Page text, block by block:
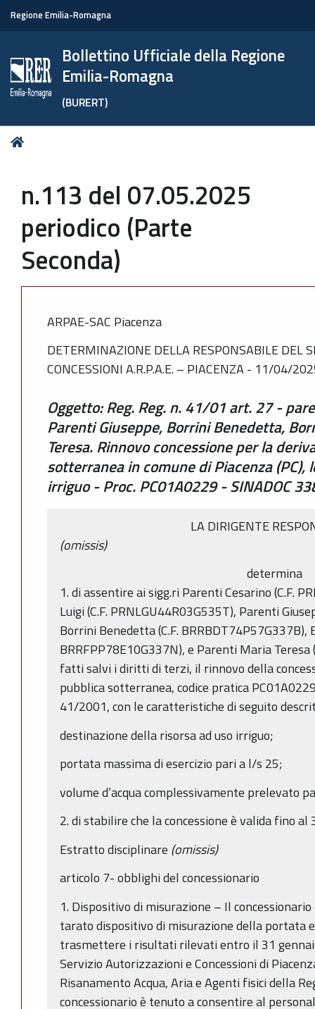
Regione Emilia-Romagna
Bollettino Ufficiale della Regione
Emilia-Romagna
(BURERT)
Tu
n.113 del 07.05.2025
periodico (Parte
Seconda)
ARPAE-SAC Piacenza
DETERMINAZIONE DELLA RESPONSABILE DEL
CONCESSIONI A.R.P.A.E. – PIACENZA - 11/04/
Oggetto: Reg. Reg. n. 41/01 art. 27 -
Parenti Giuseppe, Borrini Benedetta,
Teresa. Rinnovo concessione per la
sotterranea in comune di Piacenza
irriguo - Proc. PC01A0229 - SINADOC
LA DIRIGENTE
(omissis)
determina
1. di assentire ai sigg.ri Parenti Cesarino (C.F.
Luigi (C.F. PRNLGU44R03G535T), Parenti
Borrini Benedetta (C.F. BRRBDT74P57G337B),
BRRFPP78E10G337N), e Parenti Maria Teresa
fatti salvi i diritti di terzi, il rinnovo della
pubblica sotterranea, codice pratica
41/2001, con le caratteristiche di seguito
destinazione della risorsa ad uso irriguo;
portata massima di esercizio pari a l/s 25;
volume d’acqua complessivamente prelevato
2. di stabilire che la concessione è valida fino
Estratto disciplinare (omissis)
articolo 7- obblighi del concessionario
1. Dispositivo di misurazione – Il
tarato dispositivo di misurazione della portata
trasmettere i risultati rilevati entro il 31
Servizio Autorizzazioni e Concessioni di
Risanamento Acqua, Aria e Agenti fisici della
concessionario è tenuto a consentire al